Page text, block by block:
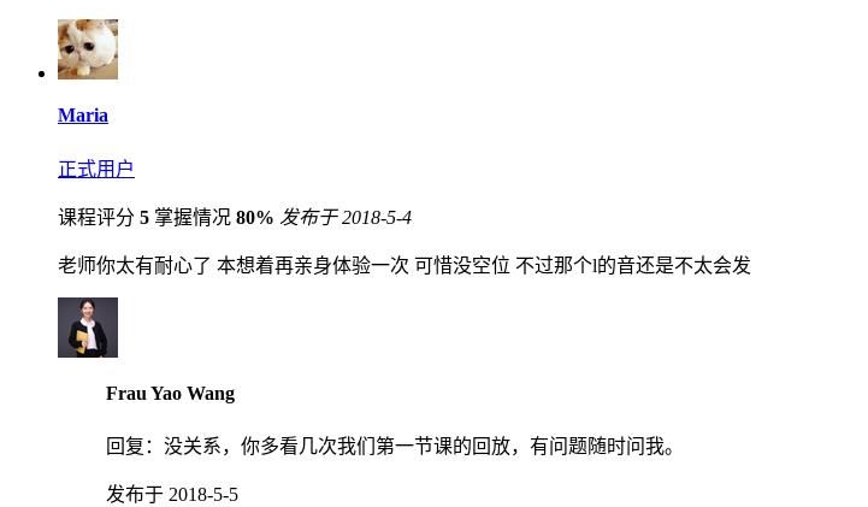
Maria
正式用户
课程评分 5 掌握情况 80% 发布于 2018-5-4
老师你太有耐心了 本想着再亲身体验一次 可惜没空位 不过那个l的音还是不太会发
Frau Yao Wang
回复： 没关系，你多看几次我们第一节课的回放，有问题随时问我。
发布于 2018-5-5